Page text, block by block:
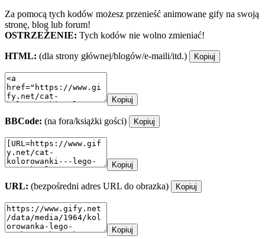
Za pomocą tych kodów możesz przenieść animowane gify na swoją
stronę, blog lub forum!
OSTRZEŻENIE: Tych kodów nie wolno zmieniać!
HTML: (dla strony głównej/blogów/e-maili/itd.) Kopiuj
Kopiuj
BBCode: (na fora/książki gości) Kopiuj
Kopiuj
URL: (bezpośredni adres URL do obrazka) Kopiuj
Kopiuj